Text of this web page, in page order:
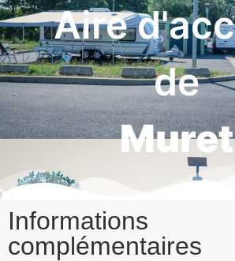
Aire
de
Muret
Informations
complémentaires